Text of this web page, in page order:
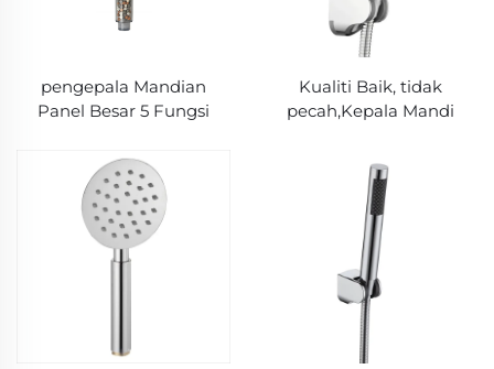
pengepala Mandian
Panel Besar 5 Fungsi
Terbina, Nozel Silikon
untuk Aliran Air Halus,
Boleh Laras untuk
Pengalaman Mandian
yang Kuat dan
Kualiti Baik, tidak
pecah,Kepala Mandi
Kromium, Mod
Tunggal,Nozel Silikon